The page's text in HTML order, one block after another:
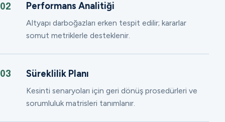
02 Performans Analitiği
Altyapı darboğazları erken tespit edilir; kararlar
somut metriklerle desteklenir.
03 Süreklilik Planı
Kesinti senaryoları için geri dönüş prosedürleri ve
sorumluluk matrisleri tanımlanır.